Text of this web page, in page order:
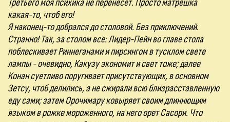
Третьего моя психика не перенесет. Просто матрешка
какая-то, чтоб его!
Я наконец-то добрался до столовой. Без приключений.
Странно! Так, за столом все: Лидер-Пейн во главе стола
поблескивает Риннеганами и пирсингом в тусклом свете
лампы - очевидно, Какузу экономит и свет тоже; далее
Конан суетливо поругивает присутствующих, в основном
Зетсу, чтоб делились, а не сжирали всю близрасставленную
еду сами; затем Орочимару ковыряет своим длиннющим
языком в рожке мороженного, на него орет Сасори. Что